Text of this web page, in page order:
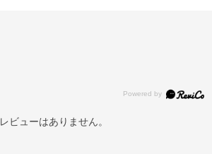
レビューはありません。